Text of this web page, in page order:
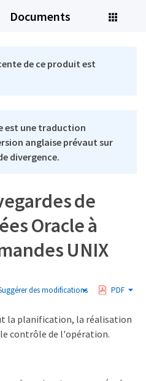
Documents
de ce produit est
est une traduction
anglaise prévaut sur
divergence.
de
Oracle à
UNIX
des modifications PDF
la planification, la réalisation
contrôle de l'opération.